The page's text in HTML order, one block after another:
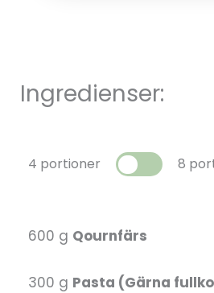
Ingredienser:
4 portioner 8
600 g Qournfärs
300 g Pasta (Gärna